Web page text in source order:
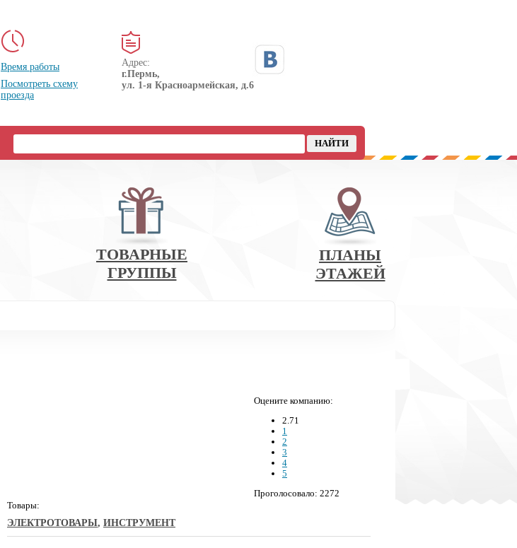
Время работы
Посмотреть схему
проезда
Адрес:
г.Пермь,
ул. 1-я Красноармейская, д.6
ТОВАРНЫЕ
ГРУППЫ
ПЛАНЫ
ЭТАЖЕЙ
Оцените компанию:
2.71
1
2
3
4
5
Проголосовало: 2272
Товары:
ЭЛЕКТРОТОВАРЫ, ИНСТРУМЕНТ